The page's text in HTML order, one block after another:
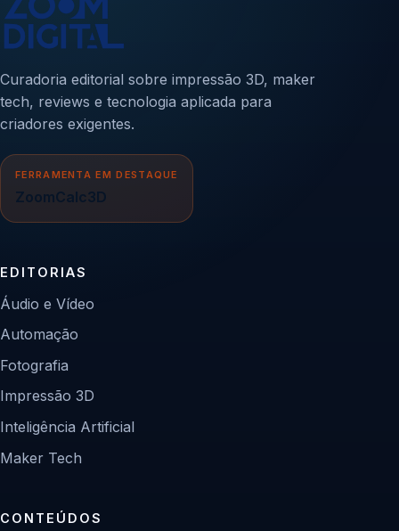
Curadoria editorial sobre impressão 3D, maker
tech, reviews e tecnologia aplicada para
criadores exigentes.
FERRAMENTA EM DESTAQUE
ZoomCalc3D
EDITORIAS
Áudio e Vídeo
Automação
Fotografia
Impressão 3D
Inteligência Artificial
Maker Tech
CONTEÚDOS